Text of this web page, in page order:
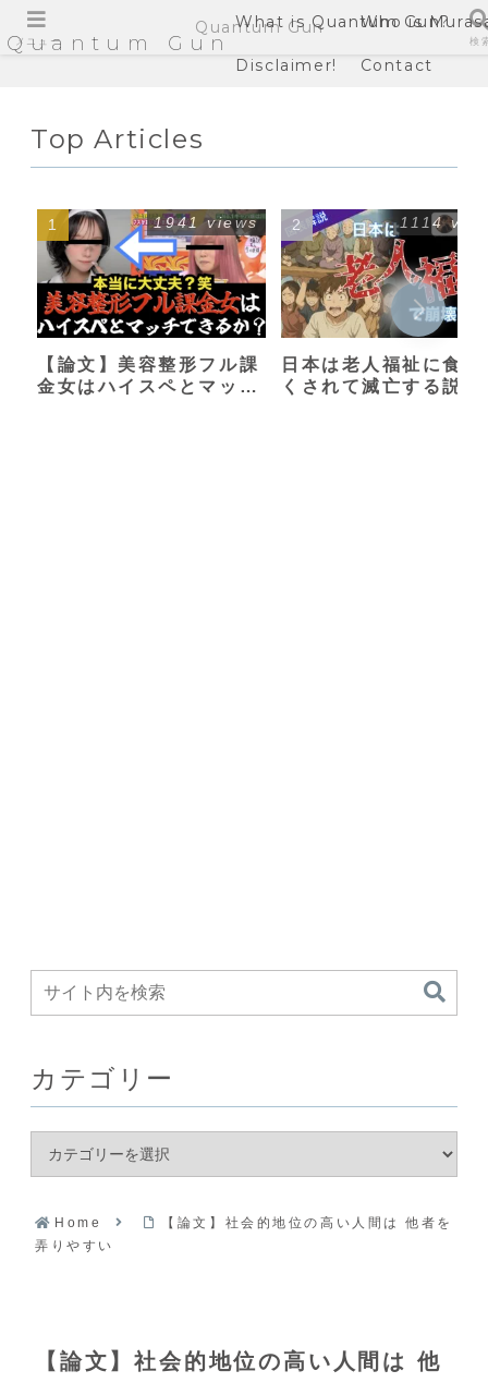
Quantum Gun
What is Quantum Gun?
Who is
Disclaimer! Contact
Top Articles
【論文】美容整形フル課
金女はハイスペとマッチ
1941 views
日本は老人福祉に食い
くされて滅亡する説
1114
カテゴリー
Home
【論文】社会的地位の高い人間は 他者を
弄りやすい
【論文】社会的地位の高い人間は 他
メニュー
Quantum Gun
検